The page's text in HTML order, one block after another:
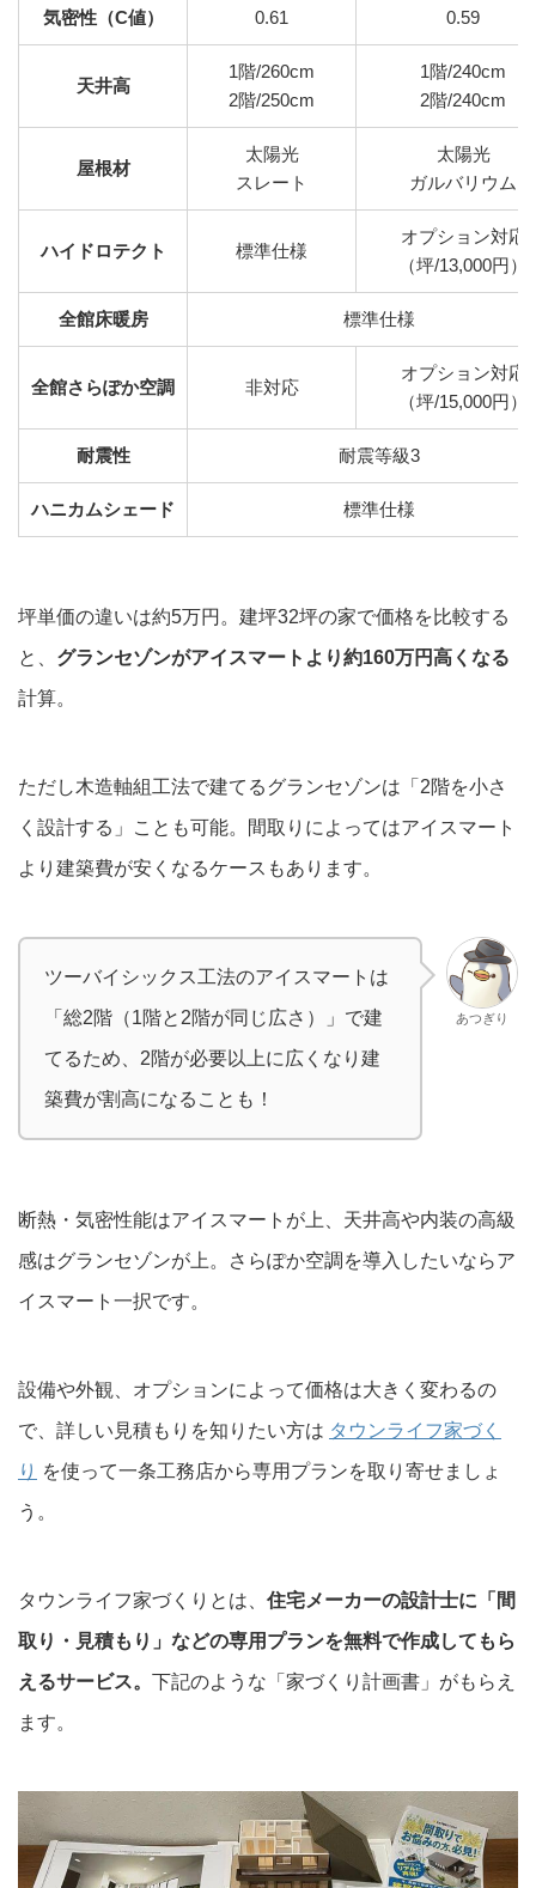
気密性（C値） 0.61 0.59
天井高
1階/260cm
2階/250cm
1階/240cm
2階/240cm
屋根材
太陽光
スレート
太陽光
ガルバリウム
ハイドロテクト 標準仕様
オプション対応
（坪/13,000円）
全館床暖房 標準仕様
全館さらぽか空調 非対応
オプション対応
（坪/15,000円）
耐震性 耐震等級3
ハニカムシェード 標準仕様
坪単価の違いは約5万円。建坪32坪の家で価格を比較する
と、 グランセゾンがアイスマートより約160万円高くなる
計算。
ただし木造軸組工法で建てるグランセゾンは「2階を小さ
く設計する」ことも可能。間取りによってはアイスマート
より建築費が安くなるケースもあります。
ツーバイシックス工法のアイスマートは
「総2階（1階と2階が同じ広さ）」で建
てるため、2階が必要以上に広くなり建
築費が割高になることも！
あつぎり
断熱・気密性能はアイスマートが上、天井高や内装の高級
感はグランセゾンが上。さらぽか空調を導入したいならア
イスマート一択です。
設備や外観、オプションによって価格は大きく変わるの
で、詳しい見積もりを知りたい方は タウンライフ家づく
り を使って一条工務店から専用プランを取り寄せましょ
う。
タウンライフ家づくりとは、 住宅メーカーの設計士に「間
取り・見積もり」などの専用プランを無料で作成してもら
えるサービス。 下記のような「家づくり計画書」がもらえ
ます。